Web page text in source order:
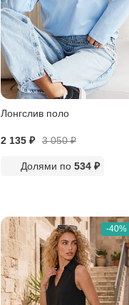
Лонгслив поло
2 135 ₽ 3 050₽
Долями по 534 ₽
-40%